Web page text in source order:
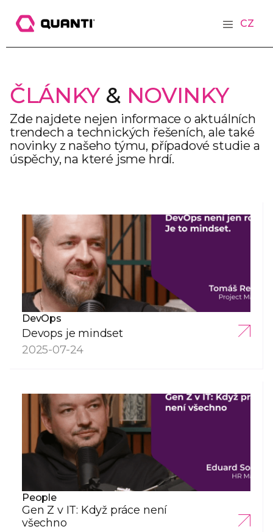
CZ
ČLÁNKY& NOVINKY
Zde najdete nejen informace o aktuálních
trendech a technických řešeních, ale také
novinky z našeho týmu, případové studie a
úspěchy, na které jsme hrdí.
DevOps
Devops je mindset
2025-07-24
People
Gen Z v IT: Když práce není
všechno